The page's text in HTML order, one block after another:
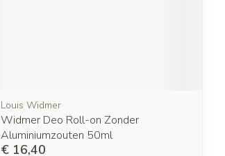
Louis Widmer
Widmer Deo Roll-on Zonder
Aluminiumzouten 50ml
€ 16,40